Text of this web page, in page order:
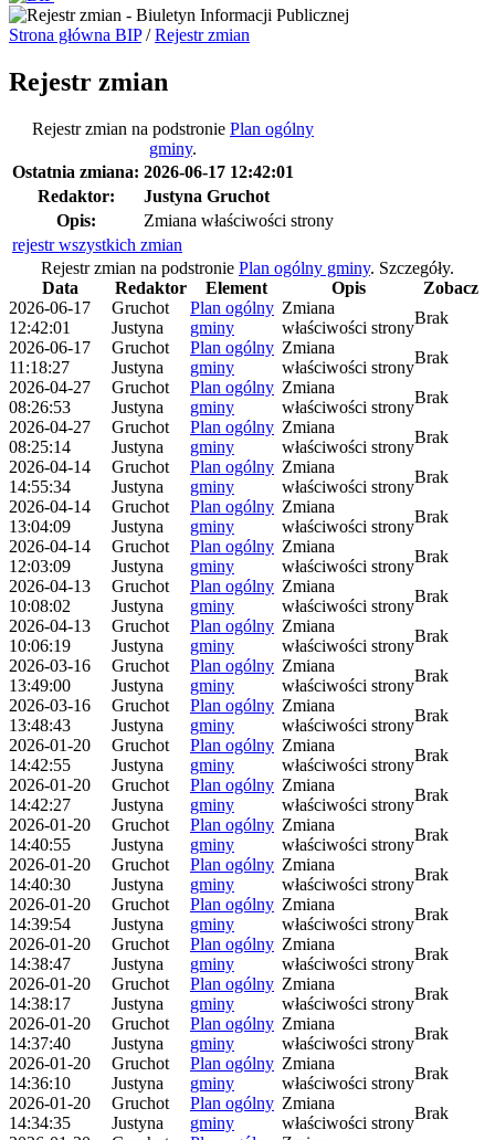
Strona główna BIP/Rejestr zmian
Rejestr zmian
Rejestr zmian na podstronie Plan ogólny
gminy.
Ostatnia zmiana: 2026-06-17 12:42:01
Redaktor:
Justyna Gruchot
Opis:
Zmiana właściwości strony
rejestr wszystkich zmian
Rejestr zmian na podstronie Plan ogólny gminy. Szczegóły.
Data
Redaktor Element Opis
Zobacz
2026-06-17
12:42:01
Gruchot
Justyna
Plan ogólny
gminy
Zmiana
właściwości strony
Brak
2026-06-17
11:18:27
Gruchot
Justyna
Plan ogólny
gminy
Zmiana
właściwości strony
Brak
2026-04-27
08:26:53
Gruchot
Justyna
Plan ogólny
gminy
Zmiana
właściwości strony
Brak
2026-04-27
08:25:14
Gruchot
Justyna
Plan ogólny
gminy
Zmiana
właściwości strony
Brak
2026-04-14
14:55:34
Gruchot
Justyna
Plan ogólny
gminy
Zmiana
właściwości strony
Brak
2026-04-14
13:04:09
Gruchot
Justyna
Plan ogólny
gminy
Zmiana
właściwości strony
Brak
2026-04-14
12:03:09
Gruchot
Justyna
Plan ogólny
gminy
Zmiana
właściwości strony
Brak
2026-04-13
10:08:02
Gruchot
Justyna
Plan ogólny
gminy
Zmiana
właściwości strony
Brak
2026-04-13
10:06:19
Gruchot
Justyna
Plan ogólny
gminy
Zmiana
właściwości strony
Brak
2026-03-16
13:49:00
Gruchot
Justyna
Plan ogólny
gminy
Zmiana
właściwości strony
Brak
2026-03-16
13:48:43
Gruchot
Justyna
Plan ogólny
gminy
Zmiana
właściwości strony
Brak
2026-01-20
14:42:55
Gruchot
Justyna
Plan ogólny
gminy
Zmiana
właściwości strony
Brak
2026-01-20
14:42:27
Gruchot
Justyna
Plan ogólny
gminy
Zmiana
właściwości strony
Brak
2026-01-20
14:40:55
Gruchot
Justyna
Plan ogólny
gminy
Zmiana
właściwości strony
Brak
2026-01-20
14:40:30
Gruchot
Justyna
Plan ogólny
gminy
Zmiana
właściwości strony
Brak
2026-01-20
14:39:54
Gruchot
Justyna
Plan ogólny
gminy
Zmiana
właściwości strony
Brak
2026-01-20
14:38:47
Gruchot
Justyna
Plan ogólny
gminy
Zmiana
właściwości strony
Brak
2026-01-20
14:38:17
Gruchot
Justyna
Plan ogólny
gminy
Zmiana
właściwości strony
Brak
2026-01-20
14:37:40
Gruchot
Justyna
Plan ogólny
gminy
Zmiana
właściwości strony
Brak
2026-01-20
14:36:10
Gruchot
Justyna
Plan ogólny
gminy
Zmiana
właściwości strony
Brak
2026-01-20
14:34:35
Gruchot
Justyna
Plan ogólny
gminy
Zmiana
właściwości strony
Brak